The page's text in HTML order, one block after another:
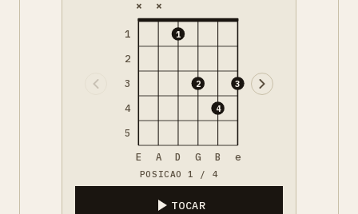
1
2
3
4
5
× ×
1
2
4
3
E A D G B e
POSICAO 1 / 4
TOCAR